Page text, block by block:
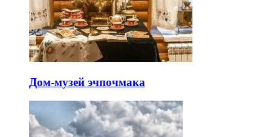
Дом-музей эчпочмака